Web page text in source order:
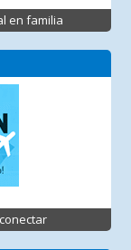
en familia